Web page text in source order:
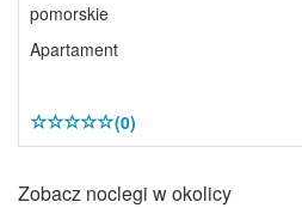
pomorskie
Apartament
(0)
Zobacz noclegi w okolicy